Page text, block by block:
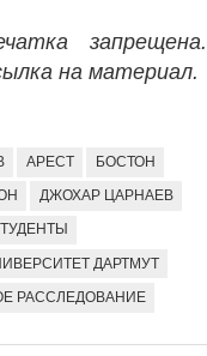
запрещена.
на материал.
АРЕСТ БОСТОН
ДЖОХАР ЦАРНАЕВ
ДАРТМУТ
РАССЛЕДОВАНИЕ